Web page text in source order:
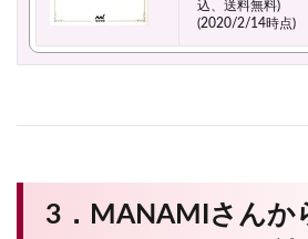
込、送料無料)
(2020/2/14時点)
3．MANAMIさんか